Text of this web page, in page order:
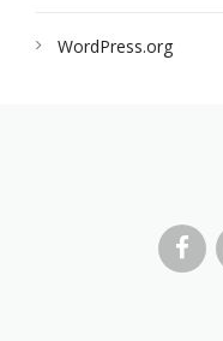
WordPress.org